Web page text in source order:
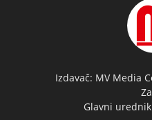
Izdavač: MV Media
Glavni